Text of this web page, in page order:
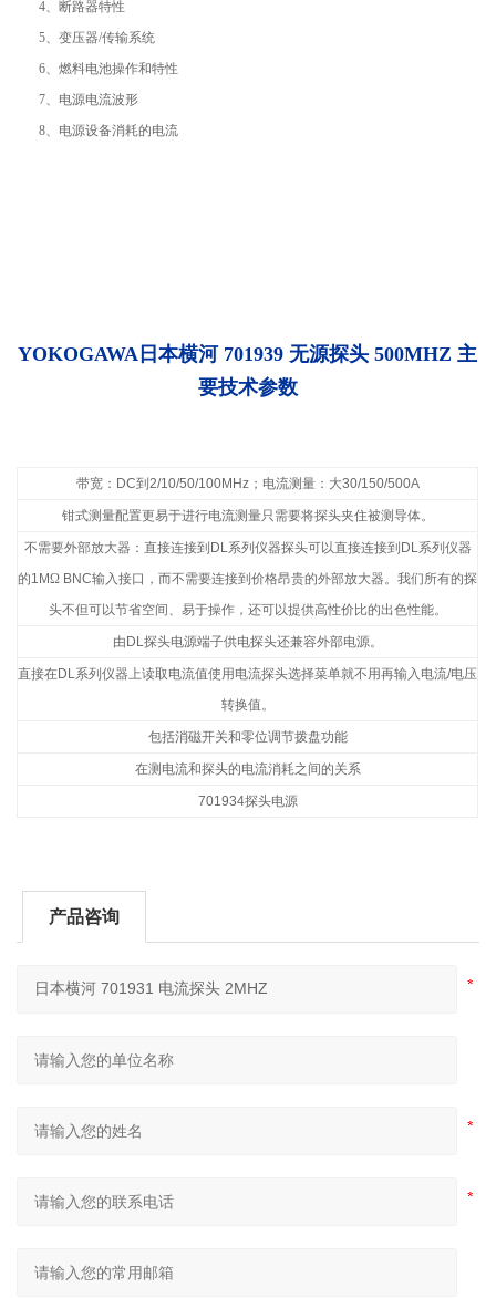
4、断路器特性
5、变压器/传输系统
6、燃料电池操作和特性
7、电源电流波形
8、电源设备消耗的电流
YOKOGAWA日本横河 701939 无源探头 500MHZ 主
要技术参数
带宽： DC到2/10/50/100MHz；电流测量：大30/150/500A
钳式测量配置更易于进行电流测量只需要将探头夹住被测导体。
不需要外部放大器：直接连接到DL 系列仪器探头可以直接连接到DL 系列仪器
的1MΩ BNC输入接口，而不需要连接到价格昂贵的外部放大器。我们所有的探
头不但可以节省空间、易于操作，还可以提供高性价比的出色性能。
由DL 探头电源端子供电探头还兼容外部电源。
直接在DL 系列仪器上读取电流值使用电流探头选择菜单就不用再输入电流/电压
转换值。
包括消磁开关和零位调节拨盘功能
在测电流和探头的电流消耗之间的关系
701934探头电源
产品咨询